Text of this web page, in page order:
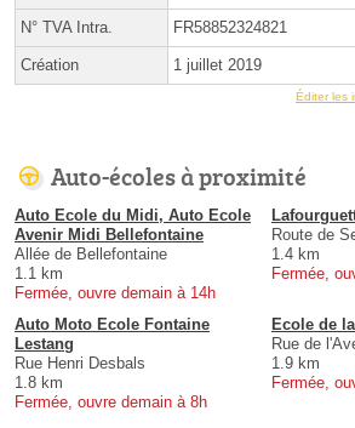
N° TVA Intra. FR58852324821
Création 1 juillet 2019
Éditer les
Auto-écoles à proximité
Auto Ecole du Midi, Auto Ecole
Avenir Midi Bellefontaine
Allée de Bellefontaine
1.1 km
Fermée, ouvre demain à 14h
Route de
1.4 km
Fermée,
Auto Moto Ecole Fontaine
Lestang
Rue Henri Desbals
1.8 km
Fermée, ouvre demain à 8h
Ecole de
Rue de
1.9 km
Fermée,